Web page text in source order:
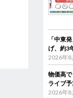
「中東
げ、約3
2026年8
物価高
ライブ
2026年8